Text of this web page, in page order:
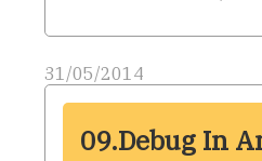
31/05/2014
09.Debug In